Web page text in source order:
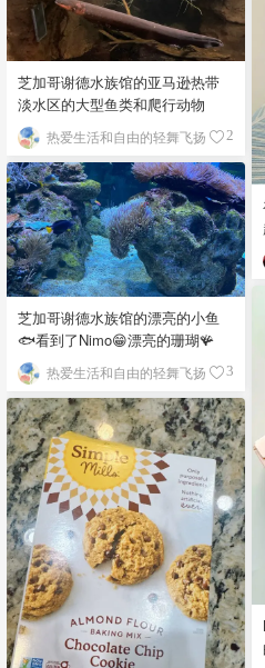
芝加哥谢德水族馆的亚马逊热带
淡水区的大型鱼类和爬行动物
热爱生活和自由的轻舞飞扬 2
芝加哥谢德水族馆的漂亮的小鱼
🐟看到了Nimo😁漂亮的珊瑚🪸
热爱生活和自由的轻舞飞扬 3